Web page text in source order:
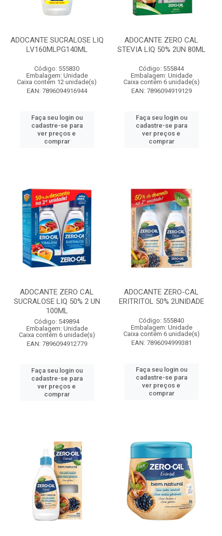
ADOCANTE SUCRALOSE LIQ
LV160MLPG140ML
Código: 555830
Embalagem: Unidade
Caixa contém 12 unidade(s)
EAN: 7896094916944
Faça seu login ou
cadastre-se para
ver preços e
comprar
ADOCANTE ZERO CAL
STEVIA LIQ 50% 2UN 80ML
Código: 555844
Embalagem: Unidade
Caixa contém 6 unidade(s)
EAN: 7896094919129
Faça seu login ou
cadastre-se para
ver preços e
comprar
ADOCANTE ZERO CAL
SUCRALOSE LIQ 50% 2 UN
100ML
Código: 549894
Embalagem: Unidade
Caixa contém 6 unidade(s)
EAN: 7896094912779
Faça seu login ou
cadastre-se para
ver preços e
comprar
ADOCANTE ZERO-CAL
ERITRITOL 50% 2UNIDADE
Código: 555840
Embalagem: Unidade
Caixa contém 6 unidade(s)
EAN: 7896094999381
Faça seu login ou
cadastre-se para
ver preços e
comprar